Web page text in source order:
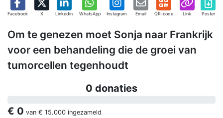
Facebook X Linkedin WhatsApp Instagram Email QR-code Link Poster
Om te genezen moet Sonja naar Frankrijk
voor een behandeling die de groei van
tumorcellen tegenhoudt
0 donaties
€ 0 van € 15.000 ingezameld